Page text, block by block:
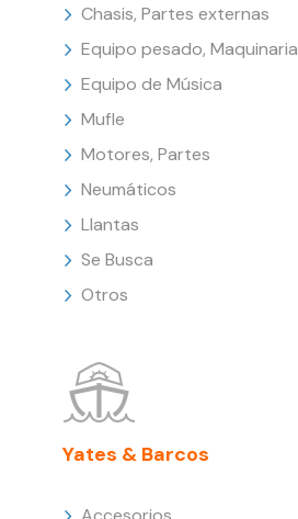
Chasis, Partes externas
Equipo pesado, Maquinaria
Equipo de Música
Mufle
Motores, Partes
Neumáticos
Llantas
Se Busca
Otros
Yates & Barcos